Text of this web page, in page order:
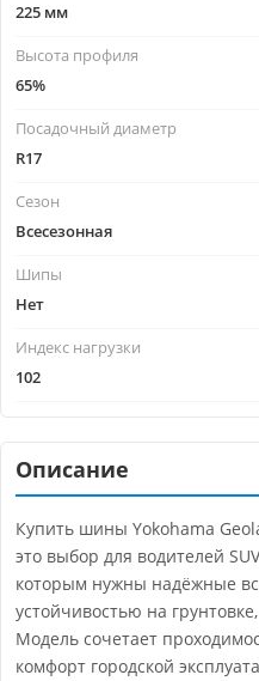
225 мм
Высота профиля
65%
Посадочный диаметр
R17
Сезон
Всесезонная
Шипы
Нет
Индекс нагрузки
102
Описание
Купить шины Yokohama
это выбор для водителей
которым нужны надёжные
устойчивостью на
Модель сочетает
комфорт городской